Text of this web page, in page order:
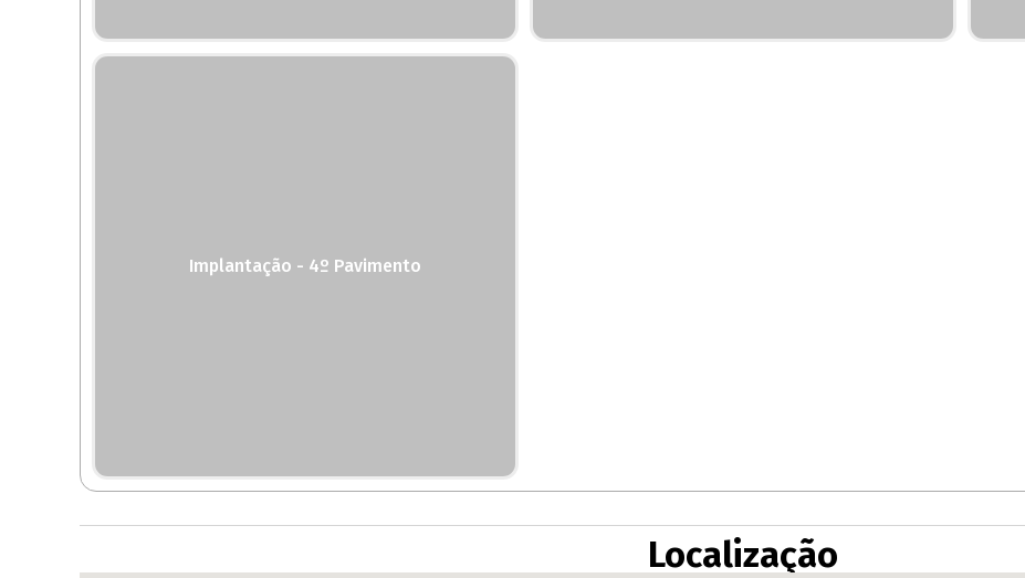
Implantação - 4º Pavimento
Localização